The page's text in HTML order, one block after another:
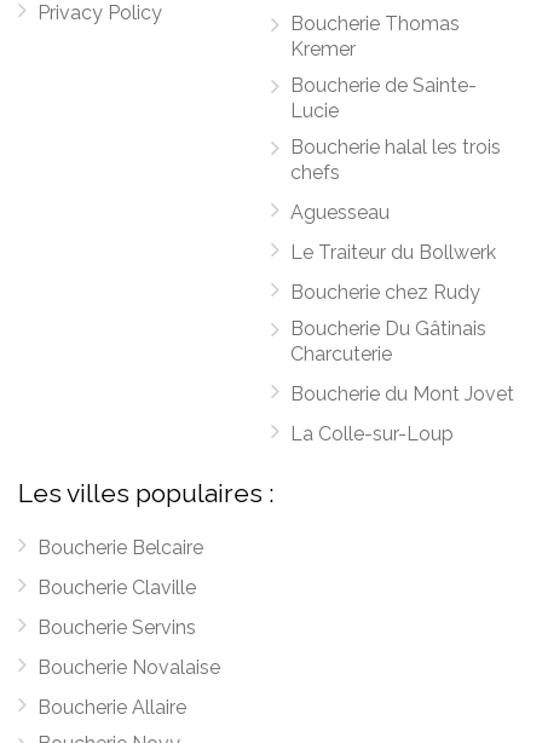
Privacy Policy
Boucherie Thomas
Kremer
Boucherie de Sainte-
Lucie
Boucherie halal les trois
chefs
Aguesseau
Le Traiteur du Bollwerk
Boucherie chez Rudy
Boucherie Du Gâtinais
Charcuterie
Boucherie du Mont Jovet
La Colle-sur-Loup
Les villes populaires :
Boucherie Belcaire
Boucherie Claville
Boucherie Servins
Boucherie Novalaise
Boucherie Allaire